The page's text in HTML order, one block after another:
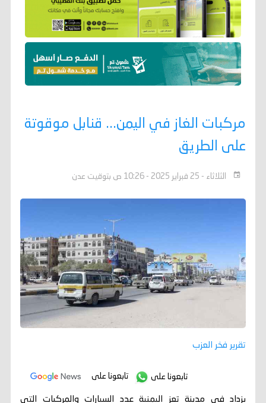
مركبات الغاز في اليمن... قنابل موقوتة
على الطريق
الثلاثاء - 25 فبراير 2025 - 10:26 ص بتوقيت عدن
تقرير فخر العزب
تابعونا على تابعونا على
يزداد في مدينة تعز اليمنية عدد السيارات والمركبات التي